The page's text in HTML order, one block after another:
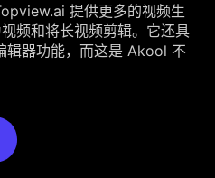
提供更多的视频生
频和将长视频剪辑。它还具
器功能，而这是 Akool 不